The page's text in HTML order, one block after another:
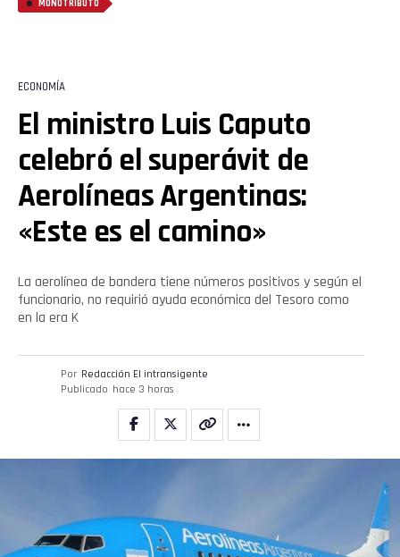
MONOTRIBUTO
ECONOMÍA
El ministro Luis Caputo
celebró el superávit de
Aerolíneas Argentinas:
«Este es el camino»
La aerolínea de bandera tiene números positivos y según el
funcionario, no requirió ayuda económica del Tesoro como
en la era K
Por Redacción El intransigente
Publicado hace 3 horas
Email